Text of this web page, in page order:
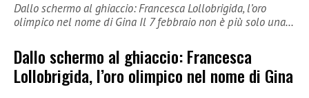
Dallo schermo al ghiaccio: Francesca Lollobrigida, l’oro
olimpico nel nome di Gina Il 7 febbraio non è più solo una…
Dallo schermo al ghiaccio: Francesca
Lollobrigida, l’oro olimpico nel nome di Gina